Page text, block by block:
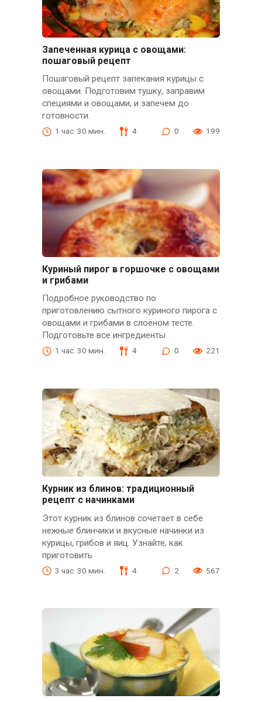
Запеченная курица с овощами:
пошаговый рецепт
Пошаговый рецепт запекания курицы с
овощами. Подготовим тушку, заправим
специями и овощами, и запечем до
готовности.
1 час. 30 мин. 4 0 199
Куриный пирог в горшочке с овощами
и грибами
Подробное руководство по
приготовлению сытного куриного пирога с
овощами и грибами в слоёном тесте.
Подготовьте все ингредиенты
1 час. 30 мин. 4 0 221
Курник из блинов: традиционный
рецепт с начинками
Этот курник из блинов сочетает в себе
нежные блинчики и вкусные начинки из
курицы, грибов и яиц. Узнайте, как
приготовить
3 час. 30 мин. 4 2 567